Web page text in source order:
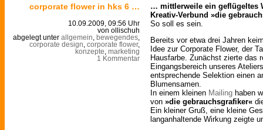
corporate flower in hks 6 …
10.09.2009, 09:56 Uhr
von ollischuh
abgelegt unter allgemein bewegendes
corporate design corporate flower,
konzepte marketing
1 Kommentar
… mittlerweile ein geflügeltes
Kreativ-Verbund »die
So soll es sein.
Bereits vor etwa drei Jahren
Idee zur Corporate Flower, der
Hausfarbe. Zunächst zierte das
Eingangsbereich unseres
entsprechende Selektion einen
Blumensamen.
In einem kleinen Mailing haben
von »die gebrauchsgrafiker«
Ein kleiner Gruß, eine kleine
langanhaltende Wirkung zeigte